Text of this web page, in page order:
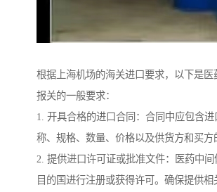
根据上海机场的海关进口要求，以下是医
报关的一般要求：
1. 开具合格的进口合同：合同中应包含进
称、规格、数量、价格以及供货方和买方
2. 提供进口许可证或批准文件：医药中
目的国进行注册或获得许可。确保提供相